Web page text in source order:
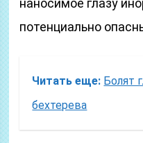
наносимое глазу
потенциально
Читать еще: Болят
бехтерева